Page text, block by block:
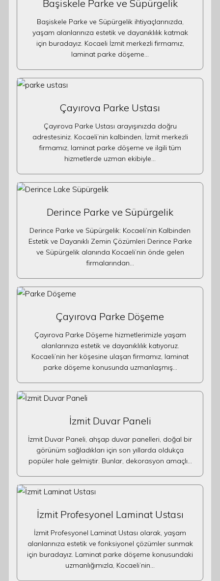
Başiskele Parke ve Süpürgelik
Başiskele Parke ve Süpürgelik ihtiyaçlarınızda,
yaşam alanlarınıza estetik ve dayanıklılık katmak
için buradayız. Kocaeli İzmit merkezli firmamız,
laminat parke döşeme…
Çayırova Parke Ustası
Çayırova Parke Ustası arayışınızda doğru
adrestesiniz. Kocaeli’nin kalbinden, İzmit merkezli
firmamız, laminat parke döşeme ve ilgili tüm
hizmetlerde uzman ekibiyle…
Derince Parke ve Süpürgelik
Derince Parke ve Süpürgelik: Kocaeli’nin Kalbinden
Estetik ve Dayanıklı Zemin Çözümleri Derince Parke
ve Süpürgelik alanında Kocaeli’nin önde gelen
firmalarından…
Çayırova Parke Döşeme
Çayırova Parke Döşeme hizmetlerimizle yaşam
alanlarınıza estetik ve dayanıklılık katıyoruz.
Kocaeli’nin her köşesine ulaşan firmamız, laminat
parke döşeme konusunda uzmanlaşmış…
İzmit Duvar Paneli
İzmit Duvar Paneli, ahşap duvar panelleri, doğal bir
görünüm sağladıkları için son yıllarda oldukça
popüler hale gelmiştir. Bunlar, dekorasyon amaçlı…
İzmit Profesyonel Laminat Ustası
İzmit Profesyonel Laminat Ustası olarak, yaşam
alanlarınıza estetik ve fonksiyonel çözümler sunmak
için buradayız. Laminat parke döşeme konusundaki
uzmanlığımızla, Kocaeli’nin…